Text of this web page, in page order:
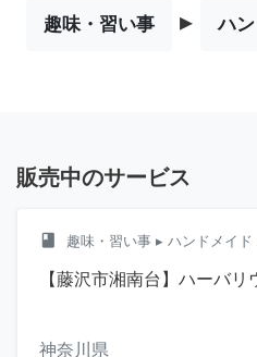
趣味・習い事 ▸ ハ
販売中のサービス
class 趣味・習い事 ▸ ハンドメイド
【藤沢市湘南台】ハーバリ
神奈川県